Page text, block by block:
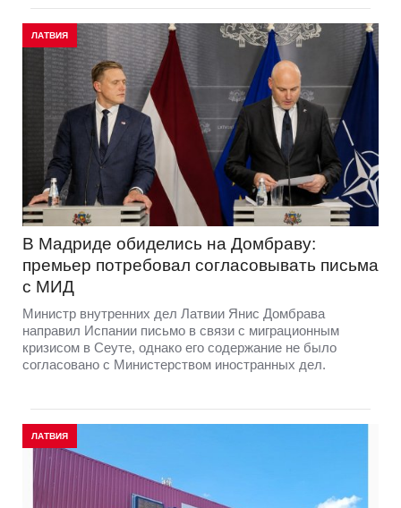
ЛАТВИЯ
В Мадриде обиделись на Домбраву:
премьер потребовал согласовывать письма
с МИД
Министр внутренних дел Латвии Янис Домбрава
направил Испании письмо в связи с миграционным
кризисом в Сеуте, однако его содержание не было
согласовано с Министерством иностранных дел.
ЛАТВИЯ